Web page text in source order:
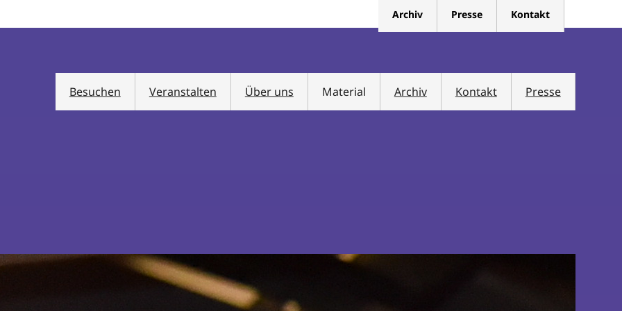
Archiv Presse Kontakt
Besuchen Veranstalten Über uns Material Archiv Kontakt Presse